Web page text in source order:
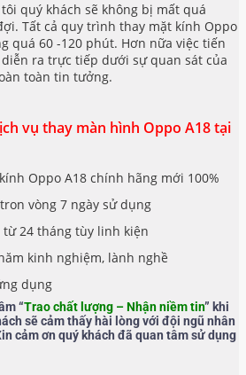
quý khách sẽ không bị mất quá
Tất cả quy trình thay mặt kính Oppo
quá 60 -120 phút. Hơn nữa việc tiến
ra trực tiếp dưới sự quan sát của
toàn tin tưởng.
vụ thay màn hình Oppo A18 tại
Oppo A18 chính hãng mới 100%
vòng 7 ngày sử dụng
24 tháng tùy linh kiện
kinh nghiệm, lành nghề
dụng
“Trao chất lượng – Nhận niềm tin” khi
sẽ cảm thấy hài lòng với đội ngũ nhân
cảm ơn quý khách đã quan tâm sử dụng